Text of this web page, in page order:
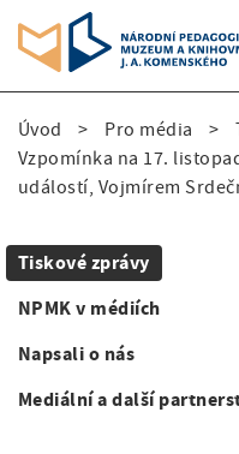
o
m
D
r
o
b
Úvod Pro média
Vzpomínka na 17.
událostí, Vojmírem
S
d
e
Tiskové zprávy
NPMK v médiích
Napsali o nás
Mediální a další